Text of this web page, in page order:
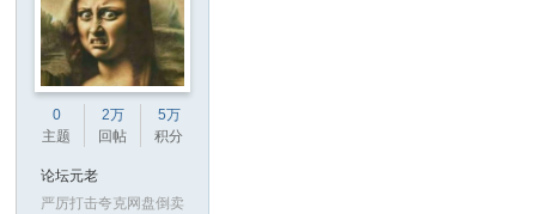
0
主题
2万
回帖
5万
积分
论坛元老
严厉打击夸克网盘倒卖